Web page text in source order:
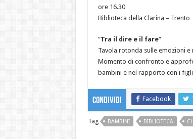
ore 16.30
Biblioteca della Clarina – Trento
“Tra il dire e il fare“
Tavola rotonda sulle emozioni
Momento di confronto e
bambini e nel rapporto con i figli
Condividi Facebook
Tag BAMBINI BIBLIOTECA